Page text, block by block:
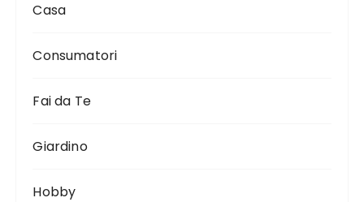
Casa
Consumatori
Fai da Te
Giardino
Hobby